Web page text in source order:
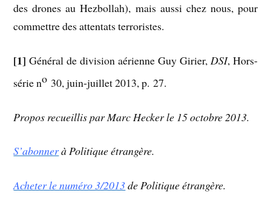
des drones au Hezbollah), mais aussi chez nous, pour
commettre des attentats terroristes.
[1] Général de division aérienne Guy Girier, DSI, Hors-
série no 30, juin-juillet 2013, p. 27.
Propos recueillis par Marc Hecker le 15 octobre 2013.
S’abonnerà Politique étrangère.
Acheter le numéro 3/2013de Politique étrangère.